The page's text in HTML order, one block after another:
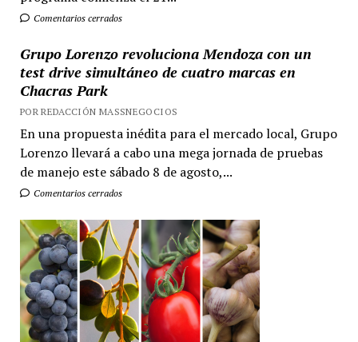
Comentarios cerrados
Grupo Lorenzo revoluciona Mendoza con un
test drive simultáneo de cuatro marcas en
Chacras Park
POR REDACCIÓN MASSNEGOCIOS
En una propuesta inédita para el mercado local, Grupo
Lorenzo llevará a cabo una mega jornada de pruebas
de manejo este sábado 8 de agosto,...
Comentarios cerrados